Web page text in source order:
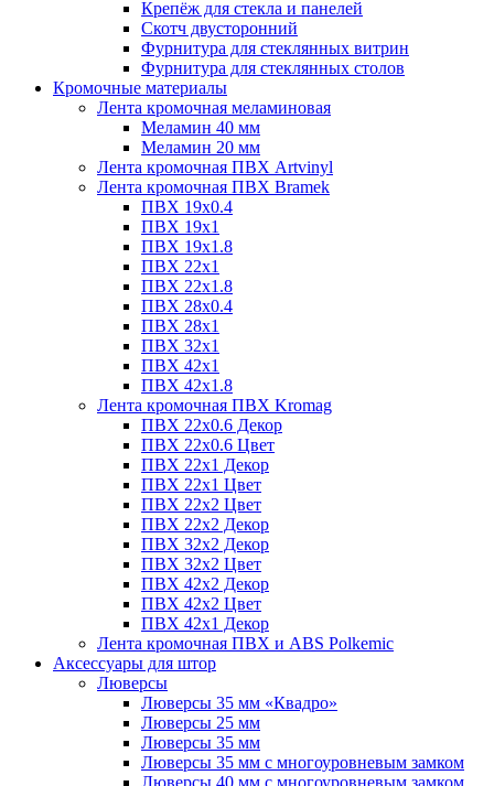
Крепёж для стекла и панелей
Скотч двусторонний
Фурнитура для стеклянных витрин
Фурнитура для стеклянных столов
Кромочные материалы
Лента кромочная меламиновая
Меламин 40 мм
Меламин 20 мм
Лента кромочная ПВХ Artvinyl
Лента кромочная ПВХ Bramek
ПВХ 19x0.4
ПВХ 19х1
ПВХ 19х1.8
ПВХ 22х1
ПВХ 22х1.8
ПВХ 28х0.4
ПВХ 28х1
ПВХ 32x1
ПВХ 42х1
ПВХ 42х1.8
Лента кромочная ПВХ Kromag
ПВХ 22x0.6 Декор
ПВХ 22x0.6 Цвет
ПВХ 22x1 Декор
ПВХ 22x1 Цвет
ПВХ 22x2 Цвет
ПВХ 22x2 Декор
ПВХ 32x2 Декор
ПВХ 32x2 Цвет
ПВХ 42x2 Декор
ПВХ 42x2 Цвет
ПВХ 42x1 Декор
Лента кромочная ПВХ и ABS Polkemic
Аксессуары для штор
Люверсы
Люверсы 35 мм «Квадро»
Люверсы 25 мм
Люверсы 35 мм
Люверсы 35 мм с многоуровневым замком
Люверсы 40 мм с многоуровневым замком